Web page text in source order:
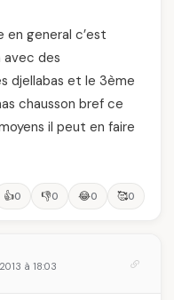
general c’est
avec des
djellabas et le 3ème
chausson bref ce
il peut en faire
👍0 👎0 😂0 🥰0
à 18:03